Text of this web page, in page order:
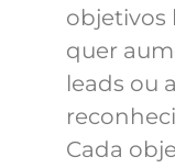
objetivos
quer
leads ou
Cada